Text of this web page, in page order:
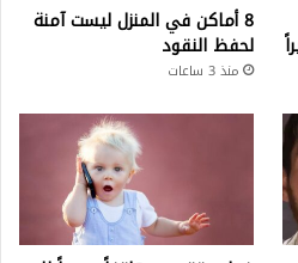
8 أماكن في المنزل ليست آمنة
لحفظ النقود
منذ 3 ساعات